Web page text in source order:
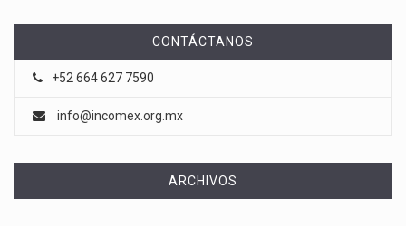
CONTÁCTANOS
+52 664 627 7590
info@incomex.org.mx
ARCHIVOS